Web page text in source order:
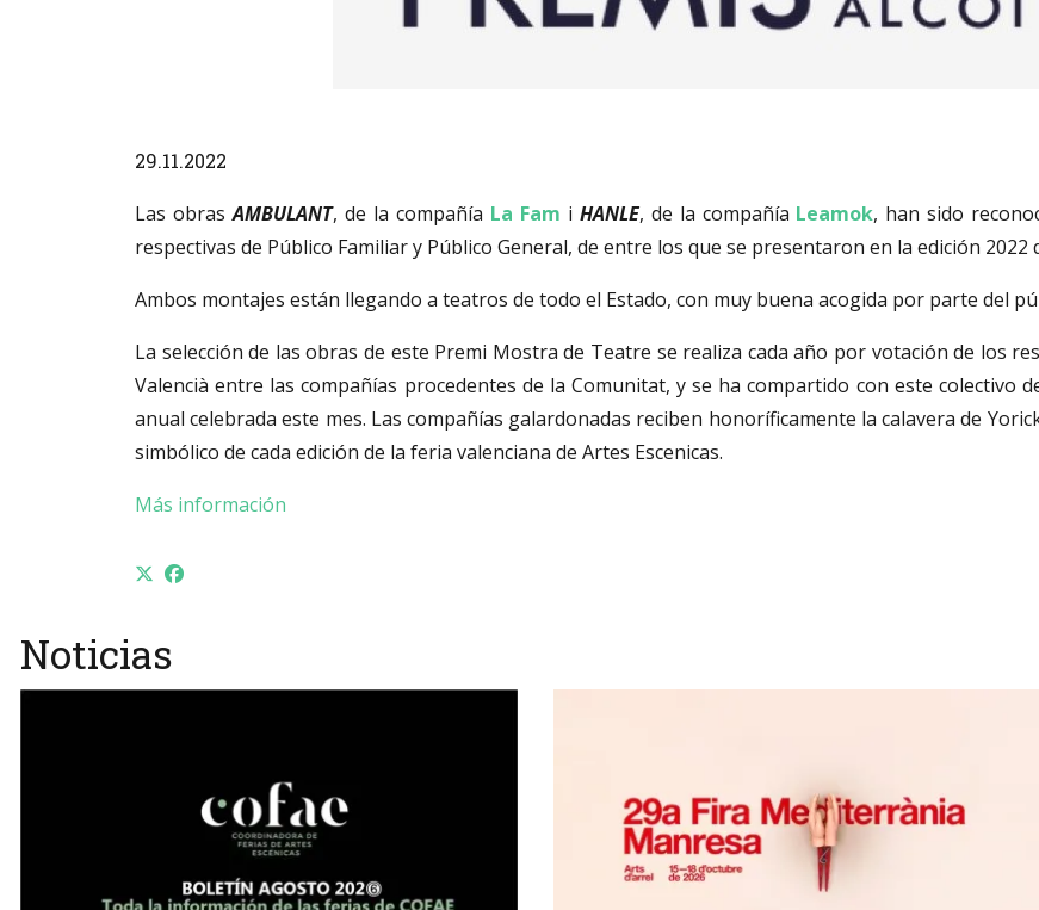
29.11.2022
Las obrasAMBULANT, de la compañía La Fam i HANLE, de la compañía Leamok, han sido
respectivas de Público Familiar y Público General, de entre los que se presentaron en la edición 2022
Ambos montajes están llegando a teatros de todo el Estado, con muy buena acogida por parte del
La selección de las obras de este Premi Mostra de Teatre se realiza cada año por votación de los
Valencià entre las compañías procedentes de la Comunitat, y se ha compartido con este colectivo
anual celebrada este mes. Las compañías galardonadas reciben honoríficamente la calavera de
simbólico de cada edición de la feria valenciana de Artes Escenicas.
Más información
Noticias